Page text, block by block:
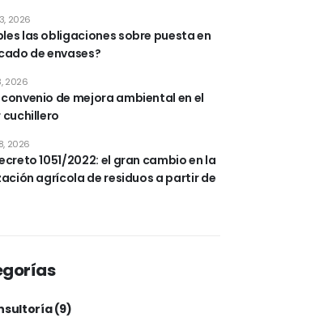
las obligaciones sobre puesta en
de envases?
2026
convenio de mejora ambiental en el
2026
1051/2022: el gran cambio en la
agrícola de residuos a partir de
2026
(9)